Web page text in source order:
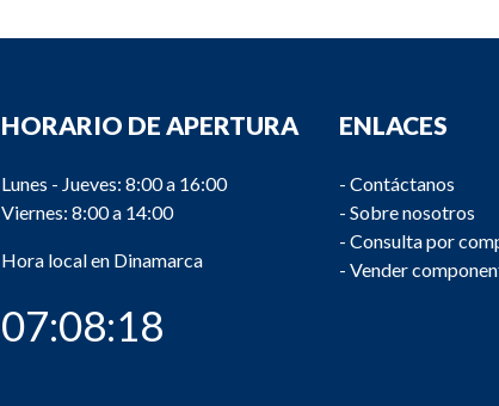
HORARIO DE APERTURA
Lunes - Jueves: 8:00 a 16:00
Viernes: 8:00 a 14:00
Hora local en Dinamarca
07:08:18
ENLACES
- Contáctanos
- Sobre nosotros
- Consulta por
- Vender